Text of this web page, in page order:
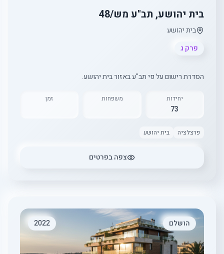
בית יהושע, תב"ע מש/48
בית יהושע
פרק ג
הסדרת רישום על פי תב"ע באזור בית יהושע.
יחידות
73
משפחות זמן
פרצלציה בית יהושע
צפה בפרטים
הושלם 2022